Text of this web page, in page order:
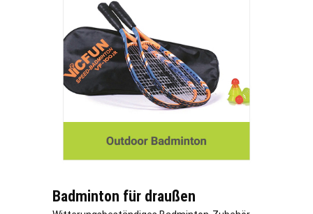
Badminton für draußen